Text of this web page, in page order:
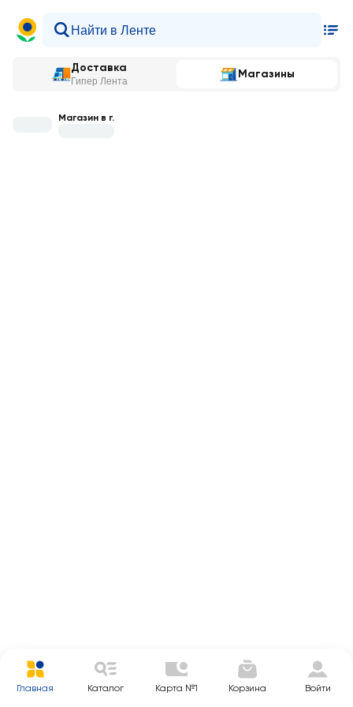
Доставка
Гипер Лента
Магазины
Магазин в г.
Главная Каталог Карта №1 Корзина Войти